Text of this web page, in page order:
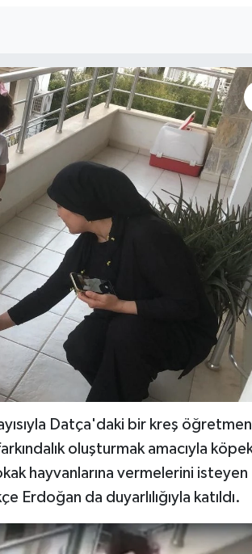
Datça'daki bir kreş
oluşturmak amacıyla
hayvanlarına vermelerini isteyen
Erdoğan da duyarlılığıyla katıldı.